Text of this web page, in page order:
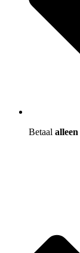
Betaal alleen